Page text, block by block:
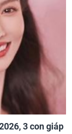
3 con giáp